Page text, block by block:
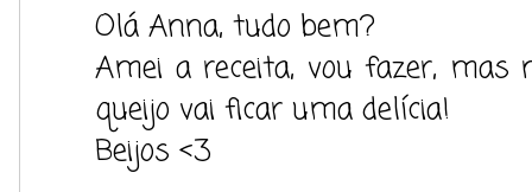
Olá Anna, tudo bem?
Amei a receita, vou fazer, mas
queijo vai ficar uma delícia!
Beijos <3